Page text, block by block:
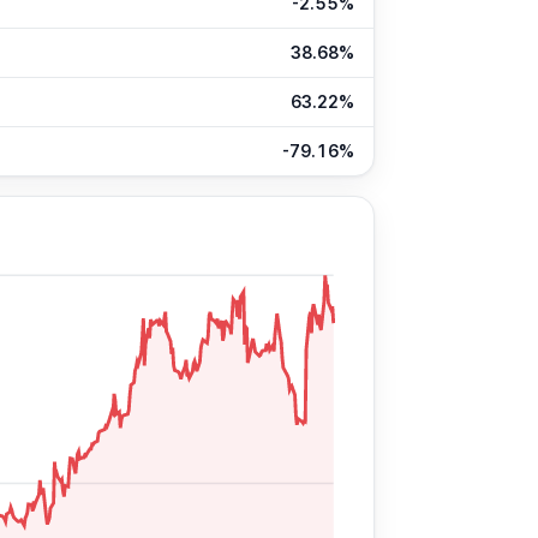
38.68%
63.22%
-79.16%